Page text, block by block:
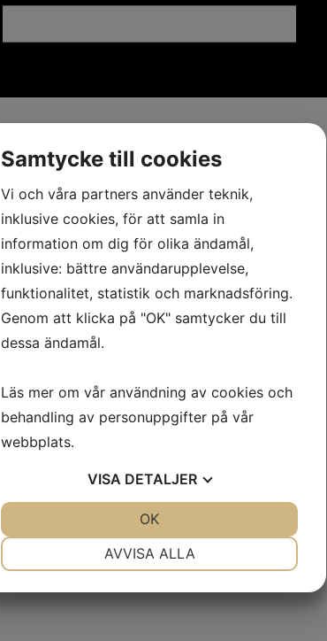
Samtycke till cookies
Vi och våra partners använder teknik,
inklusive cookies, för att samla in
information om dig för olika ändamål,
inklusive: bättre användarupplevelse,
funktionalitet, statistik och marknadsföring.
Genom att klicka på "OK" samtycker du till
dessa ändamål.
Läs mer om vår användning av cookies och
behandling av personuppgifter på vår
webbplats.
VISA DETALJER
AVVISA ALLA
OK